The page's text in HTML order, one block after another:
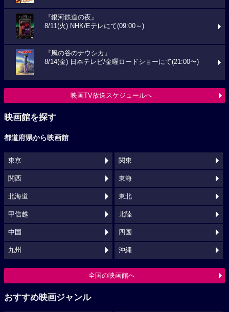
『銀河鉄道の夜』
8/11(火) NHK/Eテレにて(09:00～)
『風の谷のナウシカ』
8/14(金) 日本テレビ/金曜ロードショーにて(21:00〜)
映画TV放送スケジュールへ
映画館を探す
都道府県から映画館
東京 関東
関西 東海
北海道 東北
甲信越 北陸
中国 四国
九州 沖縄
全国の映画館へ
おすすめ映画ジャンル